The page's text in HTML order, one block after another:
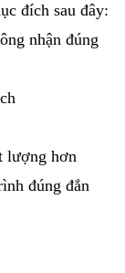
đích sau đây:
nhận đúng
lượng hơn
đúng đắn